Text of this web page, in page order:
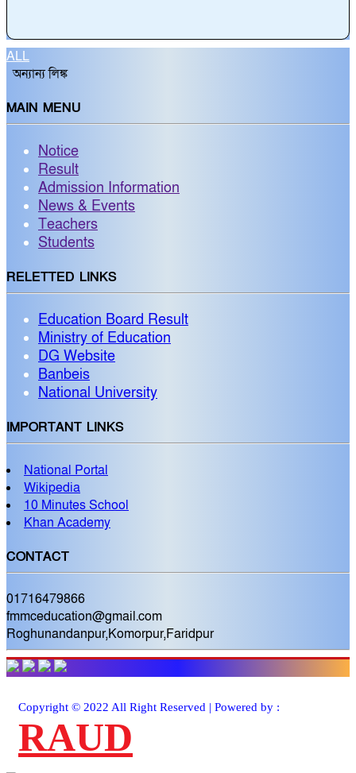
ALL
অন্যান্য লিঙ্ক
MAIN MENU
Notice
Result
Admission Information
News & Events
Teachers
Students
RELETTED LINKS
Education Board Result
Ministry of Education
DG Website
Banbeis
National University
IMPORTANT LINKS
National Portal
Wikipedia
10 Minutes School
Khan Academy
CONTACT
01716479866
fmmceducation@gmail.com
Roghunandanpur,Komorpur,Faridpur
Copyright © 2022 All Right Reserved | Powered by :
RAUD